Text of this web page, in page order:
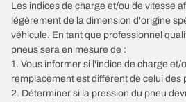
Les indices de charge et/ou de vitesse
légèrement de la dimension d'origine
véhicule. En tant que professionnel
pneus sera en mesure de :
1. Vous informer si l'indice de charge et/
remplacement est différent de celui des
2. Déterminer si la pression du pneu